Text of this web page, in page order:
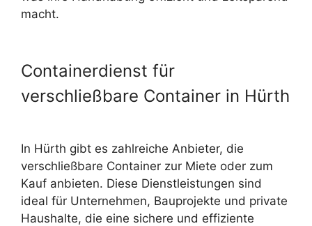
macht.
Containerdienst für
verschließbare Container in Hürth
In Hürth gibt es zahlreiche Anbieter, die
verschließbare Container zur Miete oder zum
Kauf anbieten. Diese Dienstleistungen sind
ideal für Unternehmen, Bauprojekte und private
Haushalte, die eine sichere und effiziente